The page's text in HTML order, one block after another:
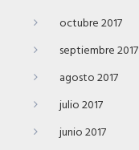
octubre 2017
septiembre 2017
agosto 2017
julio 2017
junio 2017